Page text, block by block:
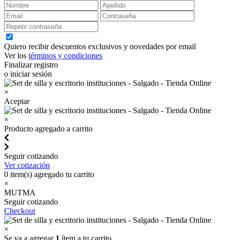
Quiero recibir descuentos exclusivos y novedades por email
Ver los términos y condiciones
Finalizar registro
o iniciar sesión
×
Aceptar
×
Producto agregado a carrito
Seguir cotizando
Ver cotización
0 item(s) agregado tu carrito
×
MUTMA
Seguir cotizando
Checkout
×
Se va a agregar 1 ítem a tu carrito